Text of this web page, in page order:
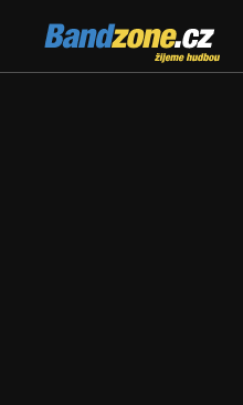
Bandzone.cz
žijeme hudbou